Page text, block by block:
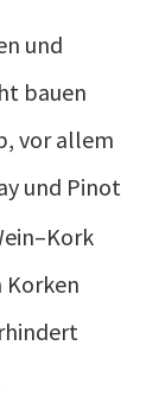
und
bauen
vor allem
und Pinot